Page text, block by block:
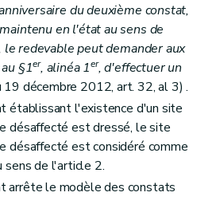
du deuxième constat,
en l'état au sens de
redevable peut demander aux
§1er, alinéa 1er, d'effectuer un
19 décembre 2012, art. 32, al 3) .
établissant l'existence d'un site
désaffecté est dressé, le site
désaffecté est considéré comme
sens de l'article 2.
arrête le modèle des constats